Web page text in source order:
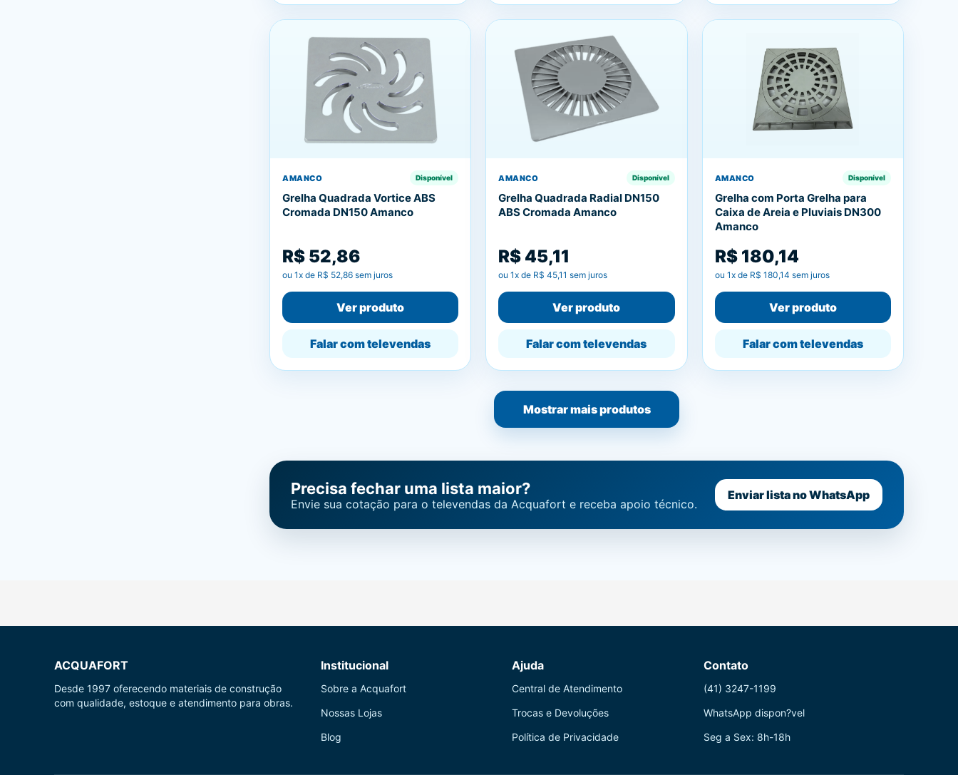
AMANCO Disponível
Grelha Quadrada Vortice ABS
Cromada DN150 Amanco
R$ 52,86
ou 1x de R$ 52,86 sem juros
Ver produto
Falar com televendas
AMANCO Disponível
Grelha Quadrada Radial DN150
ABS Cromada Amanco
R$ 45,11
ou1x de R$ 45,11 sem juros
Ver produto
Falar com televendas
AMANCO Disponível
Grelha com Porta Grelha para
Caixa de Areia e Pluviais DN300
Amanco
R$ 180,14
ou 1x de R$ 180,14 sem juros
Ver produto
Falar com televendas
Mostrar mais produtos
Precisa fechar uma lista maior?
Envie sua cotação para o televendas da Acquafort e receba apoio técnico.
Enviar lista no WhatsApp
ACQUAFORT
Desde 1997 oferecendo materiais de construção
com qualidade, estoque e atendimento para obras.
Institucional
Sobre a Acquafort
Nossas Lojas
Blog
Ajuda
Central de Atendimento
Trocas e Devoluções
Política de Privacidade
Contato
(41) 3247-1199
WhatsApp dispon?vel
Seg a Sex: 8h-18h